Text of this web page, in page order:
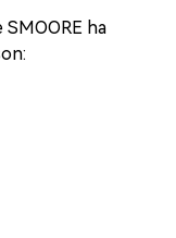
ha